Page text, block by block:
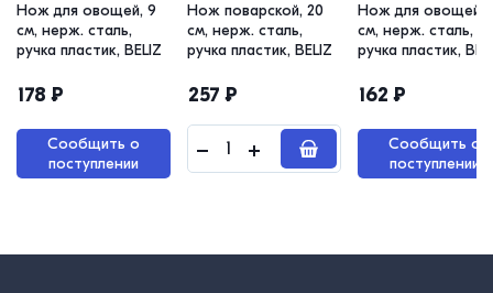
Нож для овощей, 9
см, нерж. сталь,
ручка пластик, BELIZ
178 ₽
Сообщить о
поступлении
Нож поварской, 20
см, нерж. сталь,
ручка пластик, BELIZ
257 ₽
Нож для овощей,
см, нерж. сталь,
ручка пластик,
162 ₽
Сообщить о
поступлении